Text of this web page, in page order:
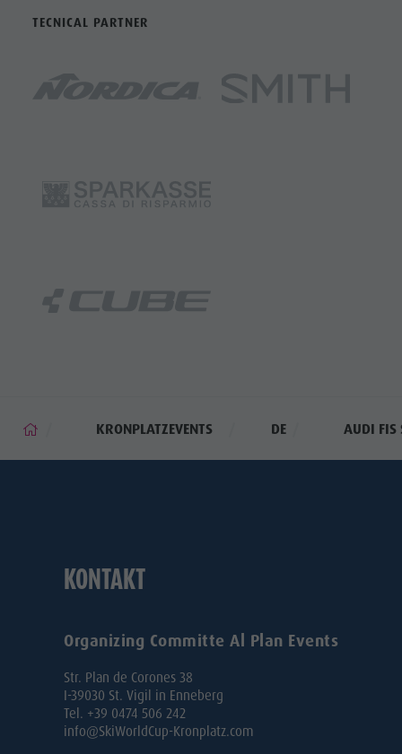
TECNICAL PARTNER
KRONPLATZEVENTS DE AUDI FIS
KONTAKT
Organizing Committe Al Plan Events
Str. Plan de Corones 38
I-39030 St. Vigil in Enneberg
Tel. +39 0474 506 242
info@SkiWorldCup-Kronplatz.com